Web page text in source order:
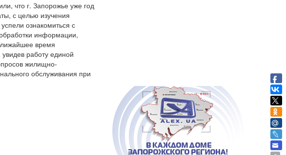
что г. Запорожье уже год
с целью изучения
ознакомиться с
информации,
время
работу единой
жилищно-
обслуживания при